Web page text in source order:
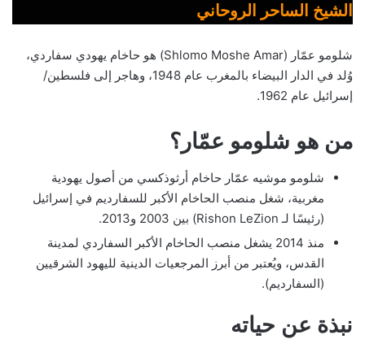
الشيخ الساحر الروحاني
شلومو عمّار (Shlomo Moshe Amar) هو حاخام يهودي سفاردي،
وُلد في الدار البيضاء بالمغرب عام 1948، وهاجر إلى فلسطين/
إسرائيل عام 1962.
من هو شلومو عمّار؟
شلومو موشيه عمّار حاخام أرثوذكسي من أصول يهودية
مغربية، شغل منصب الحاخام الأكبر للسفارديم في إسرائيل
(رئيسًا لـ Rishon LeZion) بين 2003 و2013.
منذ 2014 يشغل منصب الحاخام الأكبر السفاردي لمدينة
القدس، ويُعتبر من أبرز المرجعيات الدينية لليهود الشرقيين
(السفارديم).
نبذة عن حياته